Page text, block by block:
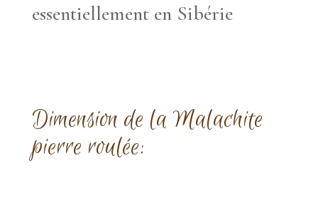
essentiellement en Sibérie
Dimension de la Malachite
pierre roulée: